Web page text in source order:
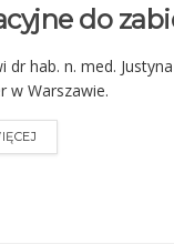
do
dr hab. n. med.
w Warszawie.